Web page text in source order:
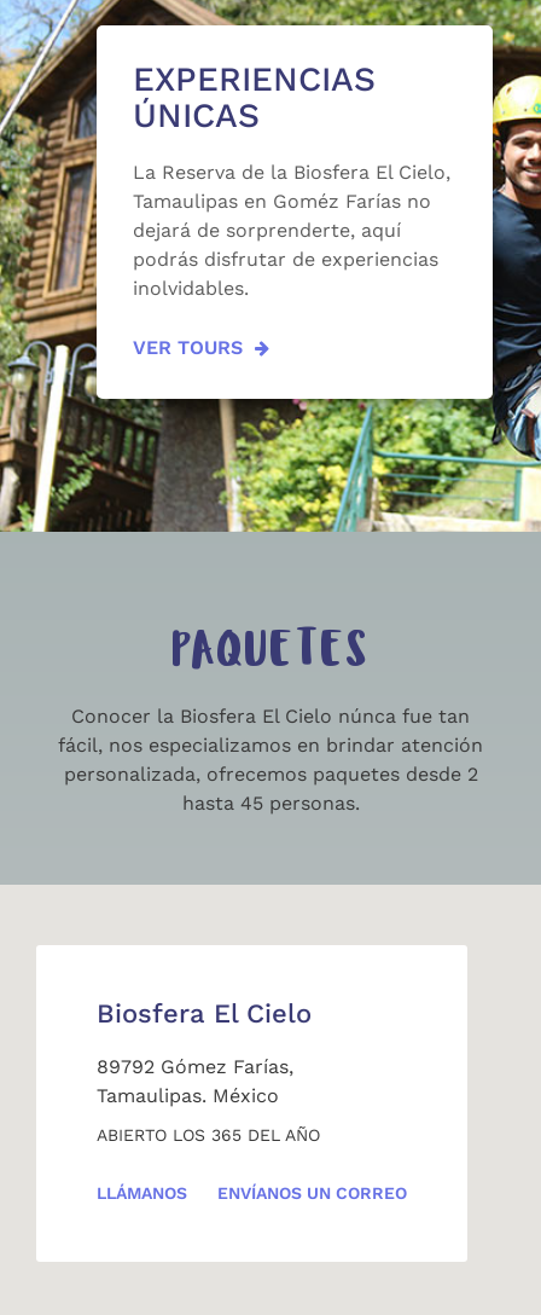
EXPERIENCIAS
ÚNICAS
La Reserva de la Biosfera El Cielo,
Tamaulipas en Goméz Farías no
dejará de sorprenderte, aquí
podrás disfrutar de experiencias
inolvidables.
VER TOURS
PAQUETES
Conocer la Biosfera El Cielo núnca fue tan
fácil, nos especializamos en brindar atención
personalizada, ofrecemos paquetes desde 2
hasta 45 personas.
Biosfera El Cielo
89792 Gómez Farías,
Tamaulipas. México
ABIERTO LOS 365 DEL AÑO
LLÁMANOS ENVÍANOS UN CORREO